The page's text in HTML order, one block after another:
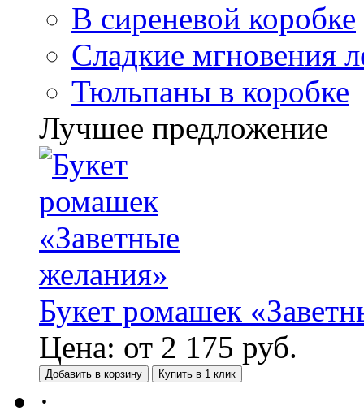
В сиреневой коробке
Сладкие мгновения
Тюльпаны в коробке
Лучшее предложение
Букет ромашек
Цена: от 2 175 руб.
Добавить в корзину Купить в 1 клик
·